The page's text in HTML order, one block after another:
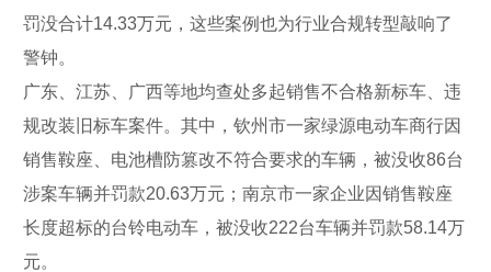
罚没合计14.33万元，这些案例也为行业合规转型敲响了
警钟。
广东、江苏、广西等地均查处多起销售不合格新标车、违
规改装旧标车案件。其中，钦州市一家绿源电动车商行因
销售鞍座、电池槽防篡改不符合要求的车辆，被没收86台
涉案车辆并罚款20.63万元；南京市一家企业因销售鞍座
长度超标的台铃电动车，被没收222台车辆并罚款58.14万
元。